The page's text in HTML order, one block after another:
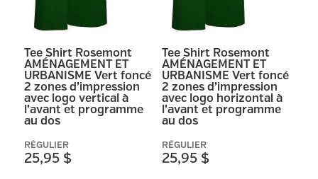
Tee Shirt Rosemont
AMÉNAGEMENT ET
URBANISME Vert foncé
2 zones d’impression
avec logo vertical à
l’avant et programme
au dos
RÉGULIER
25,95 $
Tee Shirt Rosemont
AMÉNAGEMENT ET
URBANISME Vert foncé
2 zones d’impression
avec logo horizontal à
l’avant et programme
au dos
RÉGULIER
25,95 $